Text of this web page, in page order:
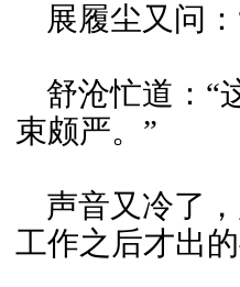
展履尘又问：
舒沧忙道：“
束颇严。”
声音又冷了，
工作之后才出